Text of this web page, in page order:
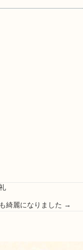
綺麗になりました →